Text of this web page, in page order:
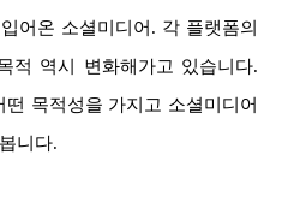
어온 소셜미디어. 각 플랫폼의
적 역시 변화해가고 있습니다.
목적성을 가지고 소셜미디어
니다.